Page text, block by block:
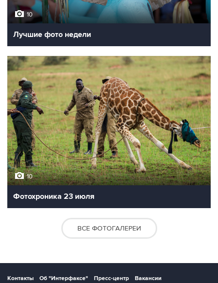
10
Лучшие фото недели
10
Фотохроника 23 июля
ВСЕ ФОТОГАЛЕРЕИ
Контакты Об "Интерфаксе" Пресс-центр
Вакансии